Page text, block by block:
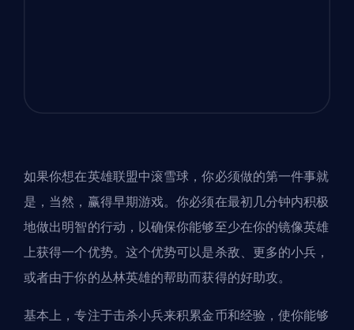
如果你想在英雄联盟中滚雪球，你必须做的第一件事就
是，当然，赢得早期游戏。你必须在最初几分钟内积极
地做出明智的行动，以确保你能够至少在你的镜像英雄
上获得一个优势。这个优势可以是杀敌、更多的小兵，
或者由于你的丛林英雄的帮助而获得的好助攻。
基本上，专注于击杀小兵来积累金币和经验，使你能够